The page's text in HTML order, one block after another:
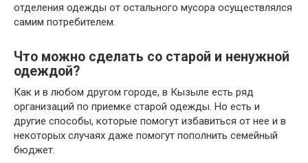
отделения одежды от остального мусора осуществлялся
самим потребителем.
Что можно сделать со старой и ненужной
одеждой?
Как и в любом другом городе, в Кызыле есть ряд
организаций по приемке старой одежды. Но есть и
другие способы, которые помогут избавиться от нее и в
некоторых случаях даже помогут пополнить семейный
бюджет.